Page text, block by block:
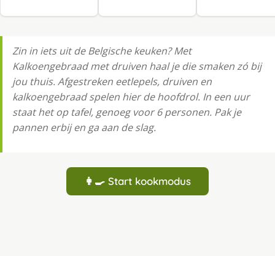
Zin in iets uit de Belgische keuken? Met
Kalkoengebraad met druiven haal je die smaken zó bij
jou thuis. Afgestreken eetlepels, druiven en
kalkoengebraad spelen hier de hoofdrol. In een uur
staat het op tafel, genoeg voor 6 personen. Pak je
pannen erbij en ga aan de slag.
👩‍🍳 Start kookmodus